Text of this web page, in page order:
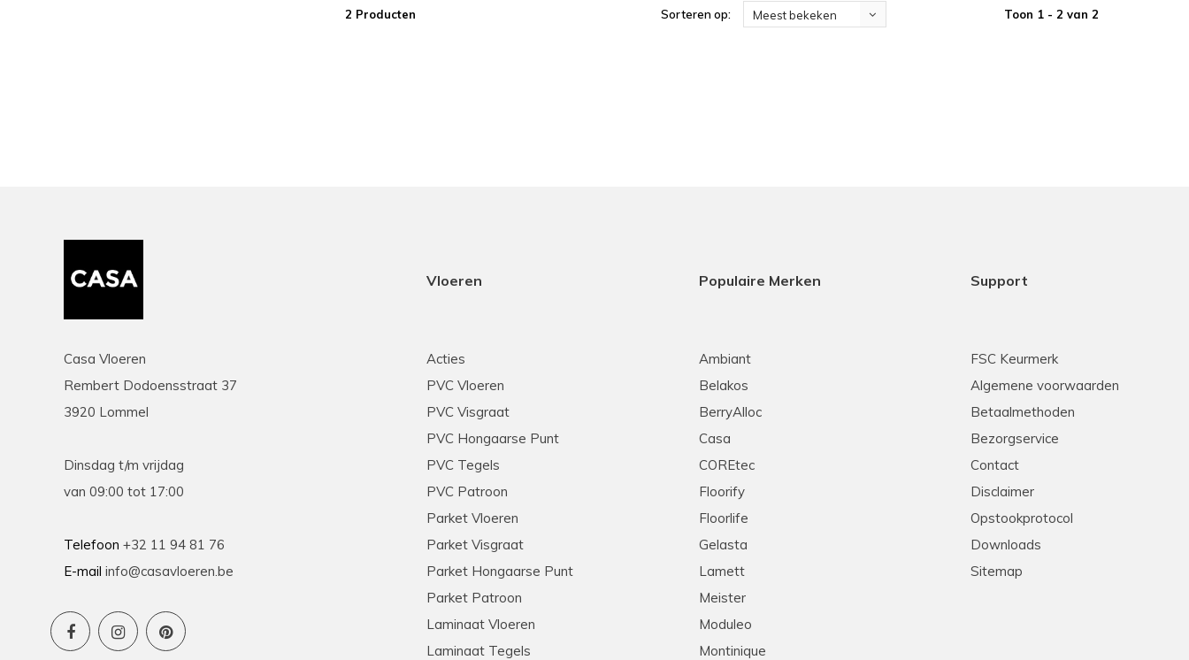
2 Producten Sorteren op: Meest bekeken Toon 1 - 2 van 2
Casa Vloeren
Rembert Dodoensstraat 37
3920 Lommel
Dinsdag t/m vrijdag
van 09:00 tot 17:00
Telefoon +32 11 94 81 76
E-mail info@casavloeren.be
Vloeren
Acties
PVC Vloeren
PVC Visgraat
PVC Hongaarse Punt
PVC Tegels
PVC Patroon
Parket Vloeren
Parket Visgraat
Parket Hongaarse Punt
Parket Patroon
Laminaat Vloeren
Laminaat Tegels
Populaire Merken
Ambiant
Belakos
BerryAlloc
Casa
COREtec
Floorify
Floorlife
Gelasta
Lamett
Meister
Moduleo
Montinique
Support
FSC Keurmerk
Algemene voorwaarden
Betaalmethoden
Bezorgservice
Contact
Disclaimer
Opstookprotocol
Downloads
Sitemap